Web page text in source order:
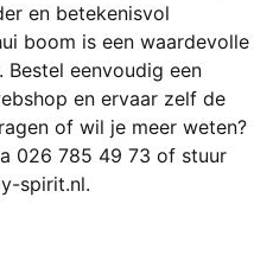
en betekenisvol
boom is een waardevolle
eenvoudig een
en ervaar zelf de
of wil je meer weten?
026 785 49 73 of stuur
spirit.nl.